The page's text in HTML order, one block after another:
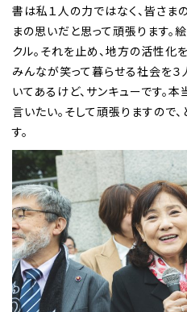
書は私１人の力ではなく、皆さま
まの思いだと思って頑張ります。
クル。それを止め、地方の活性化
みんなが笑って暮らせる社会を３
いてあるけど、サンキューです。
言いたい。そして頑張りますので
す。